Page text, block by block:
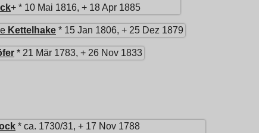
+ * 10 Mai 1816, + 18 Apr 1885
Kettelhake * 15 Jan 1806, + 25 Dez 1879
* 21 Mär 1783, + 26 Nov 1833
* ca. 1730/31, + 17 Nov 1788